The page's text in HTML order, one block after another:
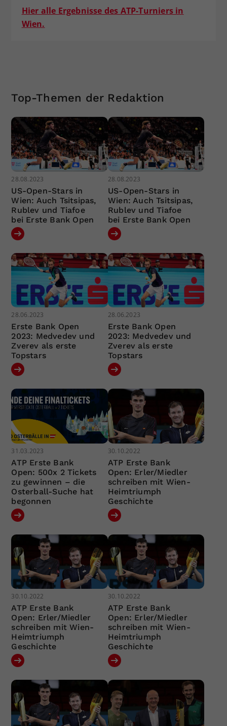
Hier alle Ergebnisse des ATP-Turniers in
Wien.
Top-Themen der Redaktion
28.08.2023
US-Open-Stars in
Wien: Auch Tsitsipas,
Rublev und Tiafoe
bei Erste Bank Open
28.08.2023
US-Open-Stars in
Wien: Auch Tsitsipas,
Rublev und Tiafoe
bei Erste Bank Open
28.06.2023
Erste Bank Open
2023: Medvedev und
Zverev als erste
Topstars
28.06.2023
Erste Bank Open
2023: Medvedev und
Zverev als erste
Topstars
31.03.2023
ATP Erste Bank
Open: 500x 2 Tickets
zu gewinnen – die
Osterball-Suche hat
begonnen
30.10.2022
ATP Erste Bank
Open: Erler/Miedler
schreiben mit Wien-
Heimtriumph
Geschichte
30.10.2022
ATP Erste Bank
Open: Erler/Miedler
schreiben mit Wien-
Heimtriumph
Geschichte
30.10.2022
ATP Erste Bank
Open: Erler/Miedler
schreiben mit Wien-
Heimtriumph
Geschichte